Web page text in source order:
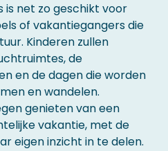
is net zo geschikt voor
of vakantiegangers die
Kinderen zullen
de
en de dagen die worden
en wandelen.
genieten van een
vakantie, met de
eigen inzicht in te delen.